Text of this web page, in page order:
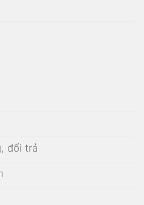
đổi trả